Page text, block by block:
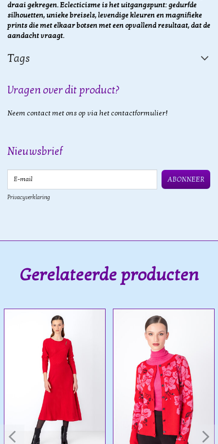
draai gekregen. Eclecticisme is het uitgangspunt: gedurfde
silhouetten, unieke breisels, levendige kleuren en magnifieke
prints die met elkaar botsen met een opvallend resultaat, dat de
aandacht vraagt.
Tags
Vragen over dit product?
Neem contact met ons op via het contactformulier!
Nieuwsbrief
ABONNEER
Privacyverklaring
Gerelateerde producten